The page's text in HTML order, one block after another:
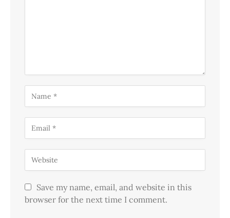
Save my name, email, and website in this
browser for the next time I comment.